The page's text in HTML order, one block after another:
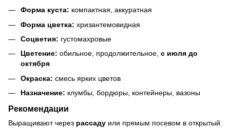
Форма куста: компактная, аккуратная
Форма цветка: хризантемовидная
Соцветия: густомахровые
Цветение: обильное, продолжительное, с июля до
октября
Окраска: смесь ярких цветов
Назначение: клумбы, бордюры, контейнеры, вазоны
Рекомендации
Выращивают через рассаду или прямым посевом в открытый